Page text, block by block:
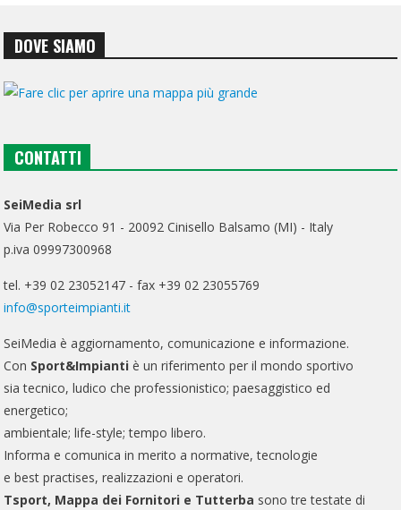
DOVE SIAMO
CONTATTI
SeiMedia srl
Via Per Robecco 91 - 20092 Cinisello Balsamo (MI) - Italy
p.iva 09997300968
tel. +39 02 23052147 - fax +39 02 23055769
info@sporteimpianti.it
SeiMedia è aggiornamento, comunicazione e informazione.
Con Sport&Impianti è un riferimento per il mondo sportivo
sia tecnico, ludico che professionistico; paesaggistico ed
energetico;
ambientale; life-style; tempo libero.
Informa e comunica in merito a normative, tecnologie
e best practises, realizzazioni e operatori.
Tsport, Mappa dei Fornitori e Tutterba sono tre testate di